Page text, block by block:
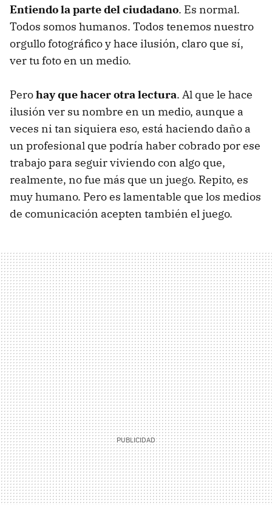
Entiendo la parte del ciudadano. Es normal.
Todos somos humanos. Todos tenemos nuestro
orgullo fotográfico y hace ilusión, claro que sí,
ver tu foto en un medio.
Perohay que hacer otra lectura. Al que le hace
ilusión ver su nombre en un medio, aunque a
veces ni tan siquiera eso, está haciendo daño a
un profesional que podría haber cobrado por ese
trabajo para seguir viviendo con algo que,
realmente, no fue más que un juego. Repito, es
muy humano. Pero es lamentable que los medios
de comunicación acepten también el juego.